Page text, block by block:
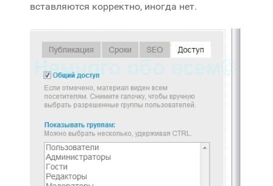
вставляются корректно, иногда нет.